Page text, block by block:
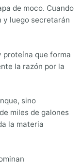
de moco. Cuando
y luego secretarán
proteína que forma
la razón por la
sino
miles de galones
la materia